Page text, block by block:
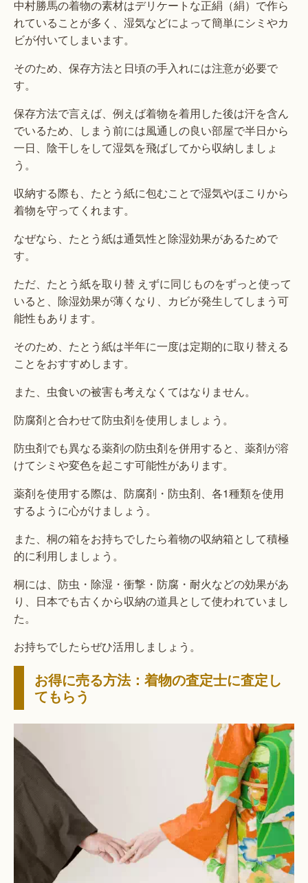
中村勝馬の着物の素材はデリケートな正絹（絹）で作ら
れていることが多く、湿気などによって簡単にシミやカ
ビが付いてしまいます。
そのため、保存方法と日頃の手入れには注意が必要で
す。
保存方法で言えば、例えば着物を着用した後は汗を含ん
でいるため、しまう前には風通しの良い部屋で半日から
一日、陰干しをして湿気を飛ばしてから収納しましょ
う。
収納する際も、たとう紙に包むことで湿気やほこりから
着物を守ってくれます。
なぜなら、たとう紙は通気性と除湿効果があるためで
す。
ただ、たとう紙を取り替 えずに同じものをずっと使って
いると、除湿効果が薄くなり、カビが発生してしまう可
能性もあります。
そのため、たとう紙は半年に一度は定期的に取り替える
ことをおすすめします。
また、虫食いの被害も考えなくてはなりません。
防腐剤と合わせて防虫剤を使用しましょう。
防虫剤でも異なる薬剤の防虫剤を併用すると、薬剤が溶
けてシミや変色を起こす可能性があります。
薬剤を使用する際は、防腐剤・防虫剤、各1種類を使用
するように心がけましょう。
また、桐の箱をお持ちでしたら着物の収納箱として積極
的に利用しましょう。
桐には、防虫・除湿・衝撃・防腐・耐火などの効果があ
り、日本でも古くから収納の道具として使われていまし
た。
お持ちでしたらぜひ活用しましょう。
お得に売る方法：着物の査定士に査定し
てもらう